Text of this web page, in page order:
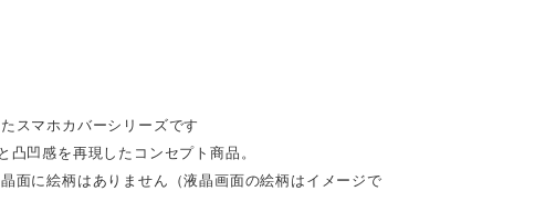
スマホカバーシリーズです
凹感を再現したコンセプト商品。
面に絵柄はありません（液晶画面の絵柄はイメージで